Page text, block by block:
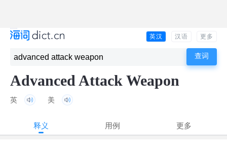
英汉 汉语 更多
Advanced Attack Weapon
英 美
释义 用例 更多